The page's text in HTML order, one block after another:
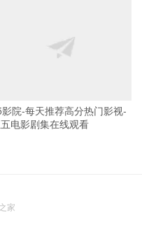
院-每天推荐高分热门影视-
电影剧集在线观看
家